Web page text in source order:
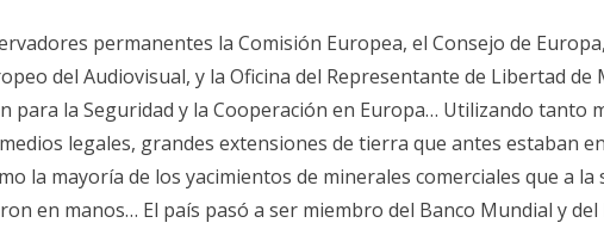
permanentes la Comisión Europea, el Consejo de
del Audiovisual, y la Oficina del Representante de Libertad de
para la Seguridad y la Cooperación en Europa… Utilizando tanto
legales, grandes extensiones de tierra que antes estaban
la mayoría de los yacimientos de minerales comerciales que a la
en manos… El país pasó a ser miembro del Banco Mundial y del